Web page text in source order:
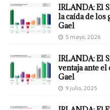
IRLANDA: El
la caída de los
Gael
5 mayo, 2026
IRLANDA: El
ventaja ante el
Gael
9 julio, 2025